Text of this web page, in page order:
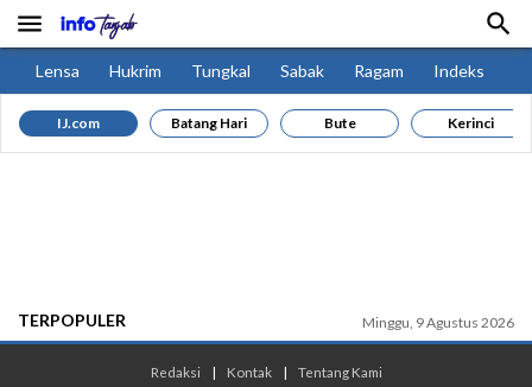
 
Lensa Hukrim Tungkal Sabak Ragam Indeks
IJ.com Batang Hari Bute Kerinci
TERPOPULER Minggu, 9 Agustus 2026
Redaksi | Kontak |
Tentang Kami